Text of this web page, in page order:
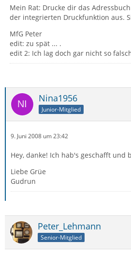
Mein Rat: Drucke dir das
der integrierten Druckfunktion aus.
MfG Peter
edit: zu spät ... .
edit 2: Ich lag doch gar nicht so
Nina1956
Junior-Mitglied
9. Juni 2008 um 23:42
Hey, danke! Ich hab's geschafft und
Liebe Grüe
Gudrun
Peter_Lehmann
Senior-Mitglied